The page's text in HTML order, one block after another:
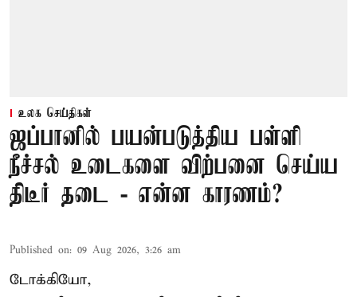
உலக செய்திகள்
ஜப்பானில் பயன்படுத்திய பள்ளி
நீச்சல் உடைகளை விற்பனை செய்ய
திடீர் தடை - என்ன காரணம்?
Published on: 09 Aug 2026, 3:26 am
டோக்கியோ,